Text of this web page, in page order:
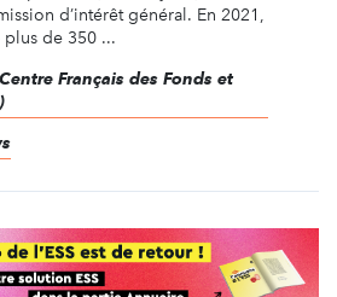
d’intérêt général. En 2021,
plus de 350 ...
Français des Fonds et